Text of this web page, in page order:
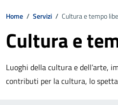
Home / Servizi / Cultura e tempo
Cultura e
Luoghi della cultura e dell’arte,
contributi per la cultura, lo